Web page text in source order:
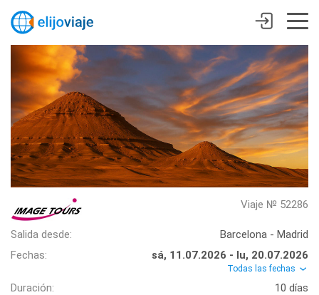
Viaje № 52286
Salida desde:
Barcelona - Madrid
Fechas:
sá, 11.07.2026 - lu, 20.07.2026
Todas las fechas
Duración:
10 días